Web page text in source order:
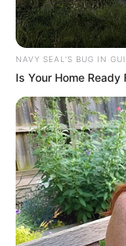
NAVY SEAL'S BUG IN
Is Your Home